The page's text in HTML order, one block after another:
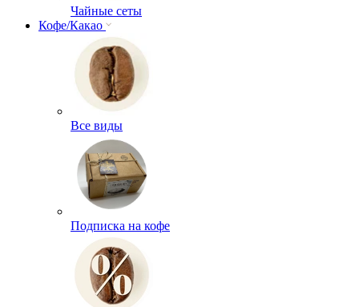
Чайные сеты
Кофе/Какао
Все виды
Подписка на кофе